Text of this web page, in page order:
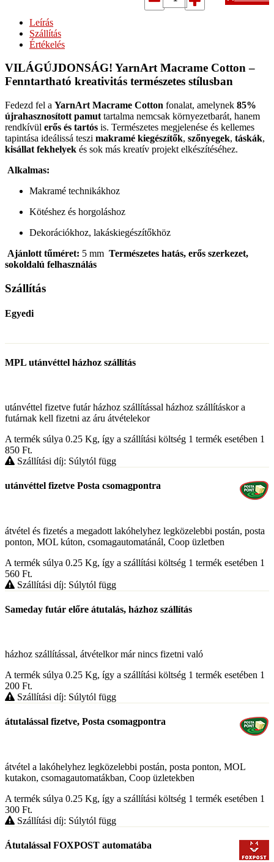
Leírás
Szállítás
Értékelés
VILÁGÚJDONSÁG! YarnArt Macrame Cotton –
Fenntartható kreativitás természetes stílusban
Fedezd fel a YarnArt Macrame Cotton fonalat, amelynek 85%
újrahasznosított pamut tartalma nemcsak környezetbarát, hanem
rendkívül erős és tartós is. Természetes megjelenése és kellemes
tapintása ideálissá teszi makramé kiegészítők, szőnyegek, táskák,
kisállat fekhelyek és sok más kreatív projekt elkészítéséhez.
Alkalmas:
Makramé technikákhoz
Kötéshez és horgoláshoz
Dekorációkhoz, lakáskiegészítőkhöz
Ajánlott tűméret: 5 mm Természetes hatás, erős szerkezet,
sokoldalú felhasználás
Szállítás
Egyedi
MPL utánvéttel házhoz szállítás
utánvéttel fizetve futár házhoz szállítással házhoz szállításkor a
futárnak kell fizetni az áru átvételekor
A termék súlya 0.25 Kg, így a szállítási költség 1 termék esetében 1
850 Ft.
Szállítási díj: Súlytól függ
utánvéttel fizetve Posta csomagpontra
átvétel és fizetés a megadott lakóhelyhez legközelebbi postán, posta
ponton, MOL kúton, csomagautomatánál, Coop üzletben
A termék súlya 0.25 Kg, így a szállítási költség 1 termék esetében 1
560 Ft.
Szállítási díj: Súlytól függ
Sameday futár előre átutalás, házhoz szállítás
házhoz szállítással, átvételkor már nincs fizetni való
A termék súlya 0.25 Kg, így a szállítási költség 1 termék esetében 1
200 Ft.
Szállítási díj: Súlytól függ
átutalással fizetve, Posta csomagpontra
átvétel a lakóhelyhez legközelebbi postán, posta ponton, MOL
kutakon, csomagautomatákban, Coop üzletekben
A termék súlya 0.25 Kg, így a szállítási költség 1 termék esetében 1
300 Ft.
Szállítási díj: Súlytól függ
Átutalással FOXPOST automatába